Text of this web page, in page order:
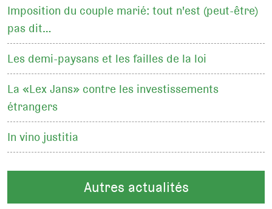
Imposition du couple marié: tout n'est (peut-être)
pas dit…
Les demi-paysans et les failles de la loi
La «Lex Jans» contre les investissements
étrangers
In vino justitia
Autres actualités